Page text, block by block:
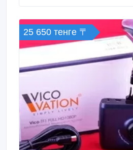
температурным режимом, профессиональная
консолидация режимного груза.
25 650 тенге 〒